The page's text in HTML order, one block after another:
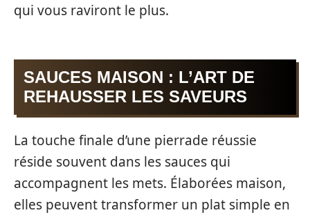
qui vous raviront le plus.
SAUCES MAISON : L’ART DE
REHAUSSER LES SAVEURS
La touche finale d’une pierrade réussie
réside souvent dans les sauces qui
accompagnent les mets. Élaborées maison,
elles peuvent transformer un plat simple en